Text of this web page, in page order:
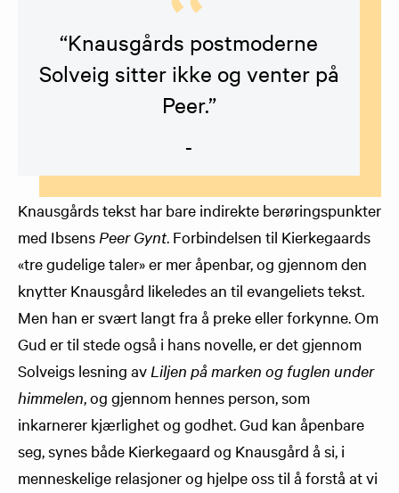
“Knausgårds postmoderne
Solveig sitter ikke og venter på
Peer.”
-
Knausgårds tekst har bare indirekte berøringspunkter
med Ibsens Peer Gynt. Forbindelsen til Kierkegaards
«tre gudelige taler» er mer åpenbar, og gjennom den
knytter Knausgård likeledes an til evangeliets tekst.
Men han er svært langt fra å preke eller forkynne. Om
Gud er til stede også i hans novelle, er det gjennom
Solveigs lesning av Liljen på marken og fuglen under
himmelen, og gjennom hennes person, som
inkarnerer kjærlighet og godhet. Gud kan åpenbare
seg, synes både Kierkegaard og Knausgård å si, i
menneskelige relasjoner og hjelpe oss til å forstå at vi